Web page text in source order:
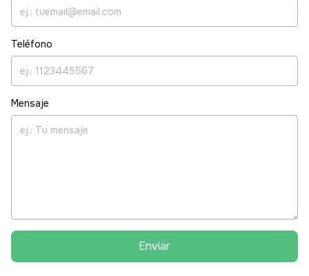
Teléfono
Mensaje
Enviar